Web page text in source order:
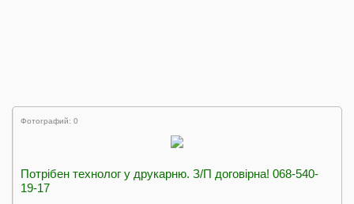
Фотографий: 0
Потрібен технолог у друкарню. З/П договірна! 068-540-
19-17